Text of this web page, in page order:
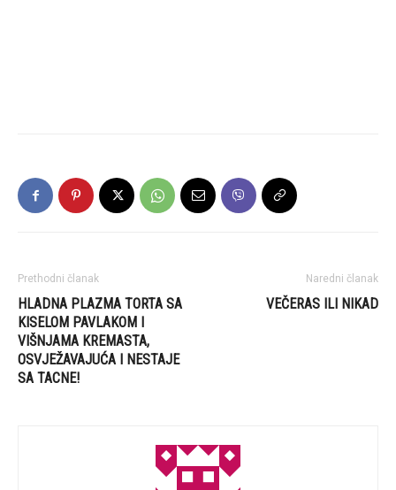
Prethodni članak
HLADNA PLAZMA TORTA SA
KISELOM PAVLAKOM I
VIŠNJAMA KREMASTA,
OSVJEŽAVAJUĆA I NESTAJE
SA TACNE!
Naredni članak
VEČERAS ILI NIKAD